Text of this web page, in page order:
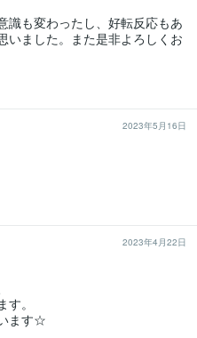
識も変わったし、好転反応もあ
いました。また是非よろしくお
2023年5月16日
2023年4月22日
。
ます☆